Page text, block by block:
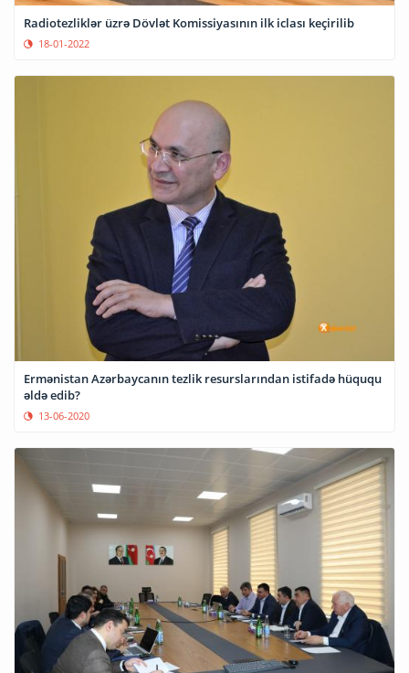
Radiotezliklər üzrə Dövlət Komissiyasının ilk iclası keçirilib
18-01-2022
Ermənistan Azərbaycanın tezlik resurslarından istifadə hüququ
əldə edib?
13-06-2020